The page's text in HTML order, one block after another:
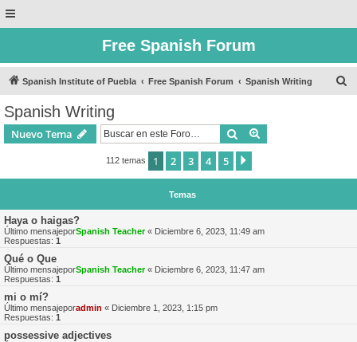
Free Spanish Forum
Spanish Institute of Puebla Free Spanish Forum Spanish Writing
Spanish Writing
Nuevo Tema Buscar
112 temas 1 2 3 4 5
Temas
Haya o haigas?
Último mensajeporSpanish Teacher« Diciembre 6, 2023, 11:49 am
Respuestas: 1
Qué o Que
Último mensajeporSpanish Teacher« Diciembre 6, 2023, 11:47 am
Respuestas: 1
mi o mí?
Último mensajeporadmin « Diciembre 1, 2023, 1:15 pm
Respuestas: 1
possessive adjectives